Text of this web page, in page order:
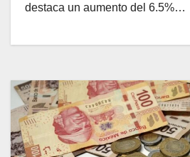
destaca un aumento del 6.5%…